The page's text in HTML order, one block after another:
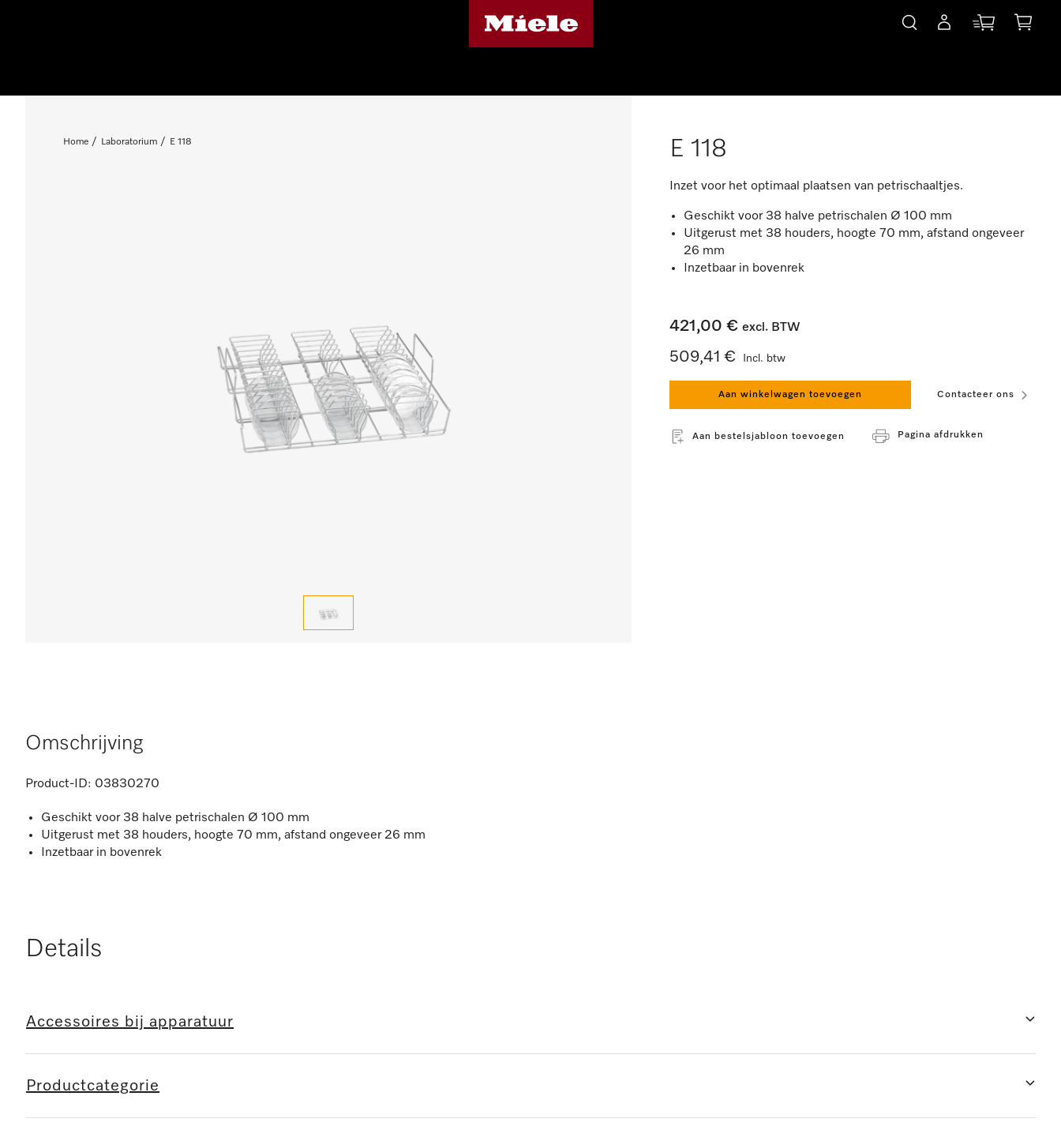
Home Laboratorium E 118 E 118
Inzet voor het optimaal plaatsen van petrischaaltjes.
Geschikt voor 38 halve petrischalen Ø 100 mm
Uitgerust met 38 houders, hoogte 70 mm, afstand ongeveer
26 mm
Inzetbaar in bovenrek
421,00 € excl. BTW
509,41 € Incl. btw
Aan winkelwagen toevoegen Contacteer ons
Aan bestelsjabloon toevoegen Pagina afdrukken
Omschrijving
Product-ID: 03830270
Geschikt voor 38 halve petrischalen Ø 100 mm
Uitgerust met 38 houders, hoogte 70 mm, afstand ongeveer 26 mm
Inzetbaar in bovenrek
Details
Accessoires bij apparatuur
Productcategorie